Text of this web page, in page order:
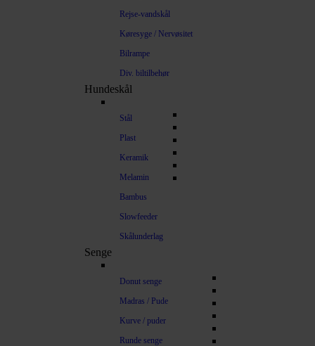
Rejse-vandskål
Køresyge / Nervøsitet
Bilrampe
Div. biltilbehør
Hundeskål
Stål
Plast
Keramik
Melamin
Bambus
Slowfeeder
Skålunderlag
Senge
Donut senge
Madras / Pude
Kurve / puder
Runde senge